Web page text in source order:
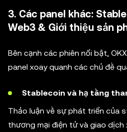
3. Các panel khác:
Web3 & Giới thiệu sản
Bên cạnh các phiên nổi bật,
panel xoay quanh các chủ đề
Stablecoin và hạ tầng
Thảo luận về sự phát triển của
thương mại điện tử và giao dịch